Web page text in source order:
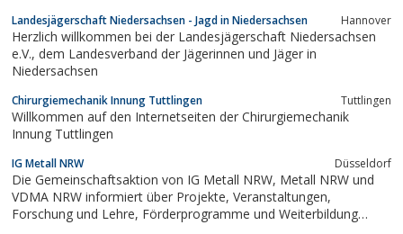
Landesjägerschaft Niedersachsen - Jagd in Niedersachsen Hannover
Herzlich willkommen bei der Landesjägerschaft Niedersachsen
e.V., dem Landesverband der Jägerinnen und Jäger in
Niedersachsen
Chirurgiemechanik Innung Tuttlingen Tuttlingen
Willkommen auf den Internetseiten der Chirurgiemechanik
Innung Tuttlingen
IG Metall NRW Düsseldorf
Die Gemeinschaftsaktion von IG Metall NRW, Metall NRW und
VDMA NRW informiert über Projekte, Veranstaltungen,
Forschung und Lehre, Förderprogramme und Weiterbildung